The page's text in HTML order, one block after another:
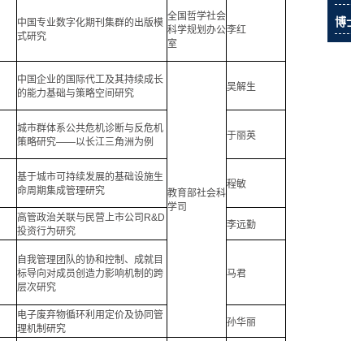
中国专业数字化期刊集群的出版模
式研究
全国哲学社会
科学规划办公
室
李红
中国企业的国际代工及其持续成长
的能力基础与策略空间研究
教育部社会科
学司
吴解生
城市群体系公共危机诊断与反危机
策略研究——以长江三角洲为例
于丽英
基于城市可持续发展的基础设施生
命周期集成管理研究
程敏
高管政治关联与民营上市公司R&D
投资行为研究
李远勤
自我管理团队的协和控制、成就目
标导向对成员创造力影响机制的跨
层次研究
马君
电子废弃物循环利用定价及协同管
理机制研究
孙华丽
博